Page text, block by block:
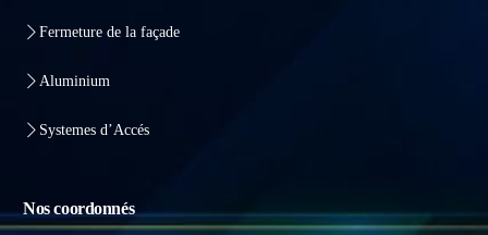
Fermeture de la façade
Aluminium
Systemes d’Accés
Nos coordonnés